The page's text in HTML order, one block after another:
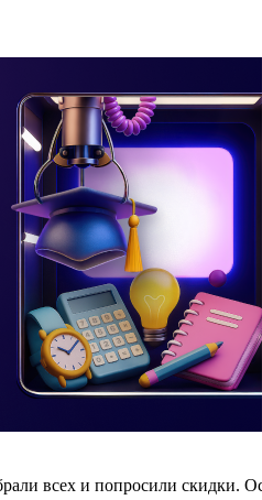
всех и попросили скидки.